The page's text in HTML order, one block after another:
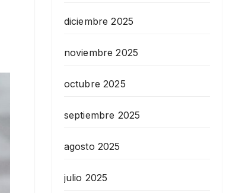
diciembre 2025
noviembre 2025
octubre 2025
septiembre 2025
agosto 2025
julio 2025